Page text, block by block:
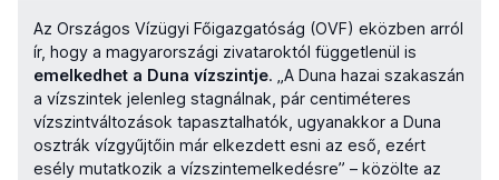
Az Országos Vízügyi Főigazgatóság (OVF) eközben arról
ír, hogy a magyarországi zivataroktól függetlenül is
emelkedhet a Duna vízszintje. „A Duna hazai szakaszán
a vízszintek jelenleg stagnálnak, pár centiméteres
vízszintváltozások tapasztalhatók, ugyanakkor a Duna
osztrák vízgyűjtőin már elkezdett esni az eső, ezért
esély mutatkozik a vízszintemelkedésre” – közölte az